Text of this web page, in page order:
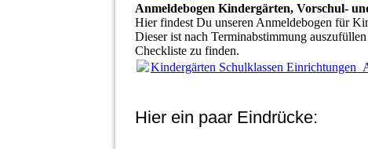
Anmeldebogen Kindergärten, Vorschul-
Hier findest Du unseren Anmeldebogen für
Dieser ist nach Terminabstimmung
Checkliste zu finden.
Kindergärten Schulklassen
Hier ein paar Eindrücke: